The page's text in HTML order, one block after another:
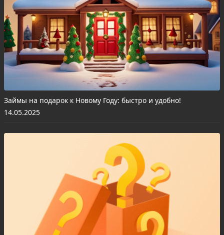
Займы на подарок к Новому Году: быстро и удобно!
14.05.2025